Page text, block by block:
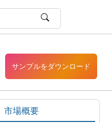
サンプルをダウンロード
市場概要